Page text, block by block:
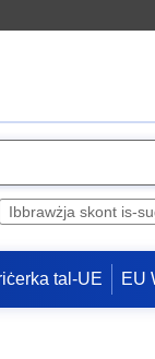
Ibbrawżja skont is-
tal-UE EU